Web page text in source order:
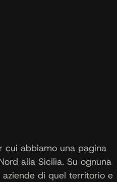
cui abbiamo una pagina
alla Sicilia. Su ognuna
di quel territorio e